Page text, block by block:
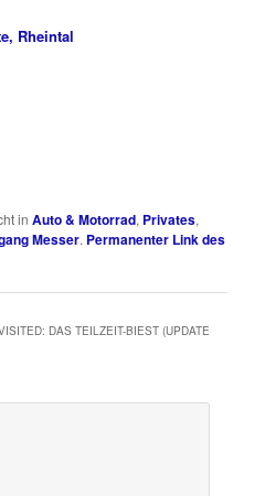
Rheintal
inAuto & Motorrad, Privates,
Messer. Permanenter Link des
DAS TEILZEIT-BIEST (UPDATE